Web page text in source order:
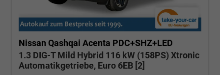
Nissan Qashqai Acenta PDC+SHZ+LED
1.3 DIG-T Mild Hybrid 116 kW (158PS) Xtronic
Automatikgetriebe, Euro 6EB [2]